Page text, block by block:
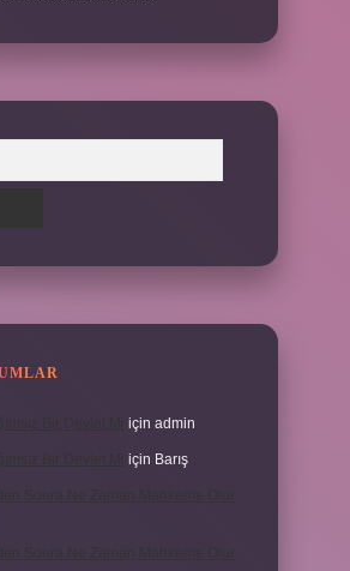
için admin
için Barış